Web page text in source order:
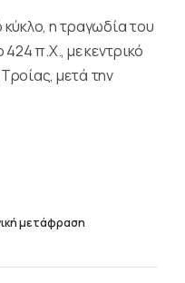
η τραγωδία του
424 π.Χ., με κεντρικό
μετά την
μετάφραση